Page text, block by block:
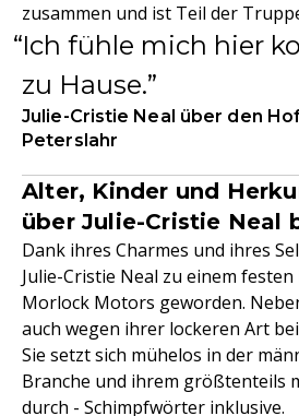
zusammen und ist Teil der
Ich fühle mich hier
zu Hause.
Julie-Cristie Neal über den
Peterslahr
Alter, Kinder und
über Julie-Cristie Neal
Dank ihres Charmes und ihres
Julie-Cristie Neal zu einem
Morlock Motors geworden.
auch wegen ihrer lockeren Art
Sie setzt sich mühelos in der
Branche und ihrem größtenteils
durch - Schimpfwörter inklusive.